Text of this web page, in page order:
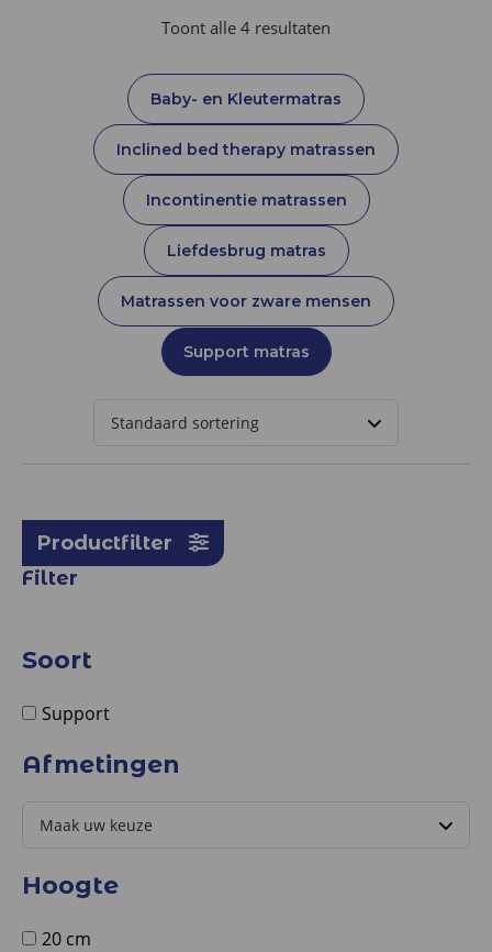
Baby- en Kleutermatras
Inclined bed therapy matrassen
Incontinentie matrassen
Liefdesbrug matras
Matrassen voor zware mensen
Support matras
Toont alle 4 resultaten
Productfilter
Filter
Soort
Support
Afmetingen
Hoogte
20 cm